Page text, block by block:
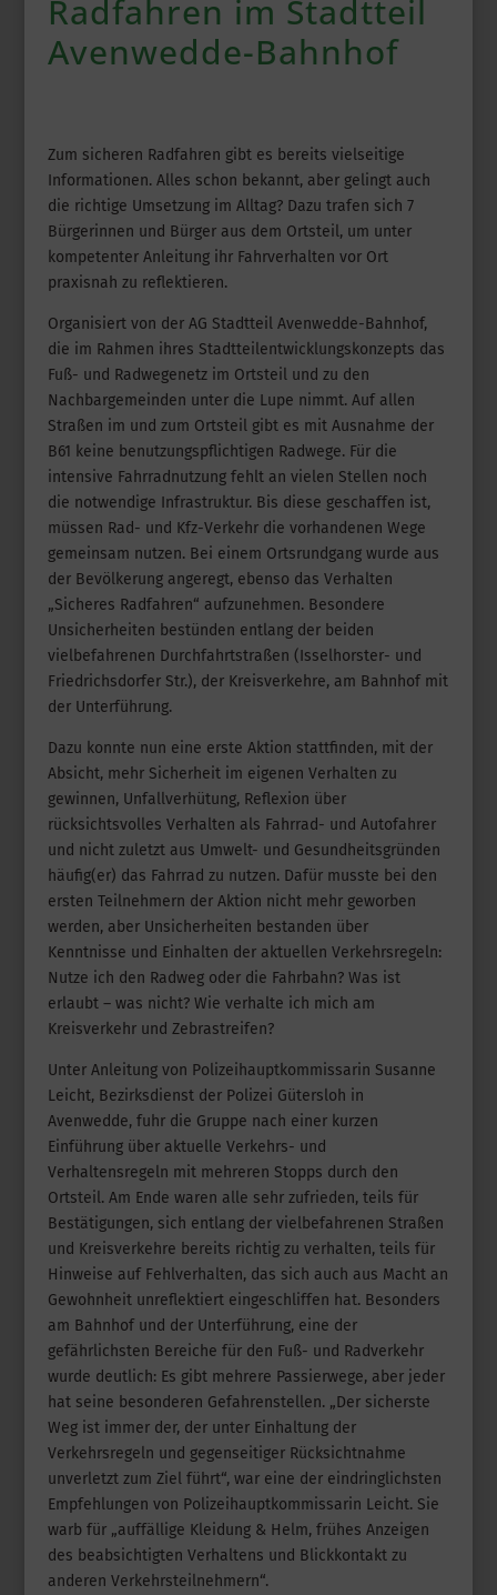
Radfahren im Stadtteil
Avenwedde-Bahnhof
Zum sicheren Radfahren gibt es bereits vielseitige
Informationen. Alles schon bekannt, aber gelingt auch
die richtige Umsetzung im Alltag? Dazu trafen sich 7
Bürgerinnen und Bürger aus dem Ortsteil, um unter
kompetenter Anleitung ihr Fahrverhalten vor Ort
praxisnah zu reflektieren.
Organisiert von der AG Stadtteil Avenwedde-Bahnhof,
die im Rahmen ihres Stadtteilentwicklungskonzepts das
Fuß- und Radwegenetz im Ortsteil und zu den
Nachbargemeinden unter die Lupe nimmt. Auf allen
Straßen im und zum Ortsteil gibt es mit Ausnahme der
B61 keine benutzungspflichtigen Radwege. Für die
intensive Fahrradnutzung fehlt an vielen Stellen noch
die notwendige Infrastruktur. Bis diese geschaffen ist,
müssen Rad- und Kfz-Verkehr die vorhandenen Wege
gemeinsam nutzen. Bei einem Ortsrundgang wurde aus
der Bevölkerung angeregt, ebenso das Verhalten
„Sicheres Radfahren“ aufzunehmen. Besondere
Unsicherheiten bestünden entlang der beiden
vielbefahrenen Durchfahrtstraßen (Isselhorster- und
Friedrichsdorfer Str.), der Kreisverkehre, am Bahnhof mit
der Unterführung.
Dazu konnte nun eine erste Aktion stattfinden, mit der
Absicht, mehr Sicherheit im eigenen Verhalten zu
gewinnen, Unfallverhütung, Reflexion über
rücksichtsvolles Verhalten als Fahrrad- und Autofahrer
und nicht zuletzt aus Umwelt- und Gesundheitsgründen
häufig(er) das Fahrrad zu nutzen. Dafür musste bei den
ersten Teilnehmern der Aktion nicht mehr geworben
werden, aber Unsicherheiten bestanden über
Kenntnisse und Einhalten der aktuellen Verkehrsregeln:
Nutze ich den Radweg oder die Fahrbahn? Was ist
erlaubt – was nicht? Wie verhalte ich mich am
Kreisverkehr und Zebrastreifen?
Unter Anleitung von Polizeihauptkommissarin Susanne
Leicht, Bezirksdienst der Polizei Gütersloh in
Avenwedde, fuhr die Gruppe nach einer kurzen
Einführung über aktuelle Verkehrs- und
Verhaltensregeln mit mehreren Stopps durch den
Ortsteil. Am Ende waren alle sehr zufrieden, teils für
Bestätigungen, sich entlang der vielbefahrenen Straßen
und Kreisverkehre bereits richtig zu verhalten, teils für
Hinweise auf Fehlverhalten, das sich auch aus Macht an
Gewohnheit unreflektiert eingeschliffen hat. Besonders
am Bahnhof und der Unterführung, eine der
gefährlichsten Bereiche für den Fuß- und Radverkehr
wurde deutlich: Es gibt mehrere Passierwege, aber jeder
hat seine besonderen Gefahrenstellen. „Der sicherste
Weg ist immer der, der unter Einhaltung der
Verkehrsregeln und gegenseitiger Rücksichtnahme
unverletzt zum Ziel führt“, war eine der eindringlichsten
Empfehlungen von Polizeihauptkommissarin Leicht. Sie
warb für „auffällige Kleidung & Helm, frühes Anzeigen
des beabsichtigten Verhaltens und Blickkontakt zu
anderen Verkehrsteilnehmern“.